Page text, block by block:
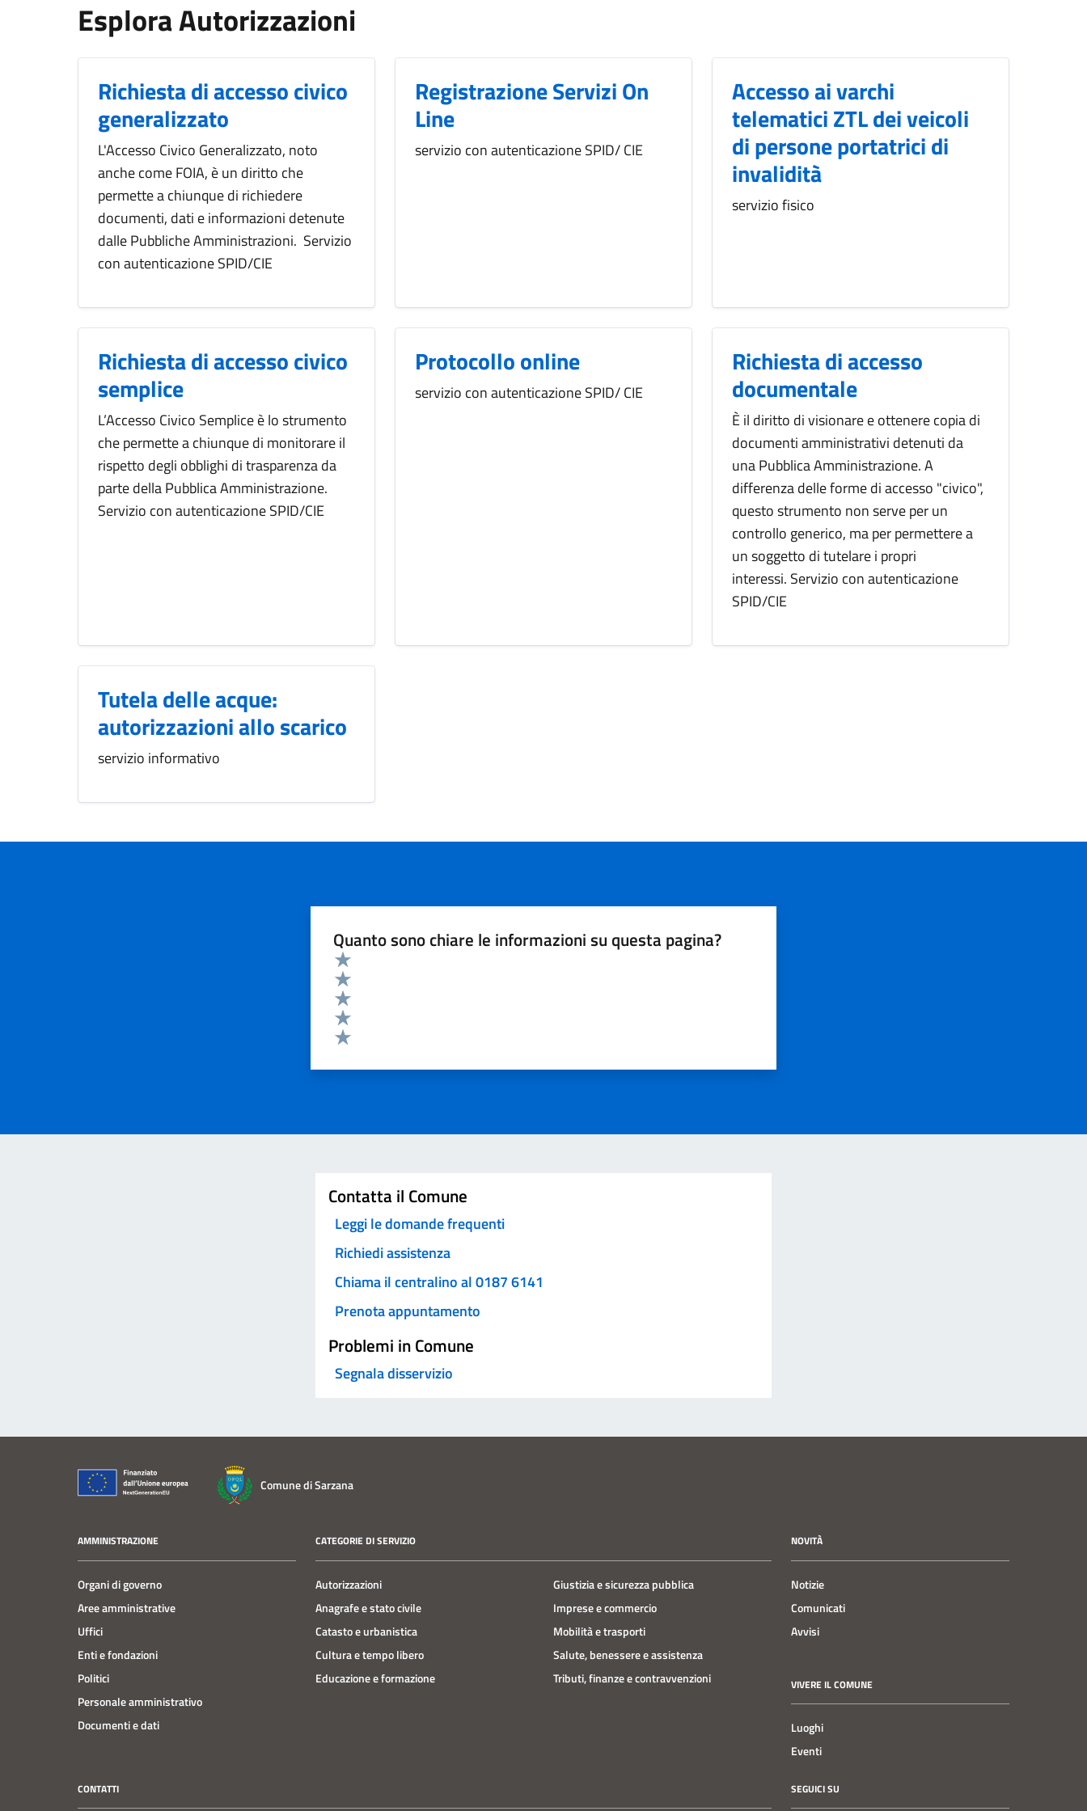
Esplora Autorizzazioni
Richiesta di accesso civico
generalizzato
L'Accesso Civico Generalizzato, noto
anche come FOIA, è un diritto che
permette a chiunque di richiedere
documenti, dati e informazioni detenute
dalle Pubbliche Amministrazioni. Servizio
con autenticazione SPID/CIE
Registrazione Servizi On
Line
servizio con autenticazione SPID/ CIE
Accesso ai varchi
telematici ZTL dei veicoli
di persone portatrici di
invalidità
servizio fisico
Richiesta di accesso civico
semplice
L’Accesso Civico Semplice è lo strumento
che permette a chiunque di monitorare il
rispetto degli obblighi di trasparenza da
parte della Pubblica Amministrazione.
Servizio con autenticazione SPID/CIE
Protocollo online
servizio con autenticazione SPID/ CIE
Richiesta di accesso
documentale
È il diritto di visionare e ottenere copia di
documenti amministrativi detenuti da
una Pubblica Amministrazione. A
differenza delle forme di accesso "civico",
questo strumento non serve per un
controllo generico, ma per permettere a
un soggetto di tutelare i propri
interessi. Servizio con autenticazione
SPID/CIE
Tutela delle acque:
autorizzazioni allo scarico
servizio informativo
Quanto sono chiare le informazioni su questa pagina?
Valuta da 1 a 5 stelle la pagina
Valuta 5 stelle su 5
Valuta 4 stelle su 5
Valuta 3 stelle su 5
Valuta 2 stelle su 5
Valuta 1 stelle su 5
Contatta il Comune
Leggi le domande frequenti
Richiedi assistenza
Chiama il centralino al 0187 6141
Prenota appuntamento
Problemi in Comune
Segnala disservizio
Comune di Sarzana
AMMINISTRAZIONE
Organi di governo
Aree amministrative
Uffici
Enti e fondazioni
Politici
Personale amministrativo
Documenti e dati
CATEGORIE DI SERVIZIO
Autorizzazioni
Anagrafe e stato civile
Catasto e urbanistica
Cultura e tempo libero
Educazione e formazione
Giustizia e sicurezza pubblica
Imprese e commercio
Mobilità e trasporti
Salute, benessere e assistenza
Tributi, finanze e contravvenzioni
NOVITÀ
Notizie
Comunicati
Avvisi
VIVERE IL COMUNE
Luoghi
Eventi
CONTATTI SEGUICI SU